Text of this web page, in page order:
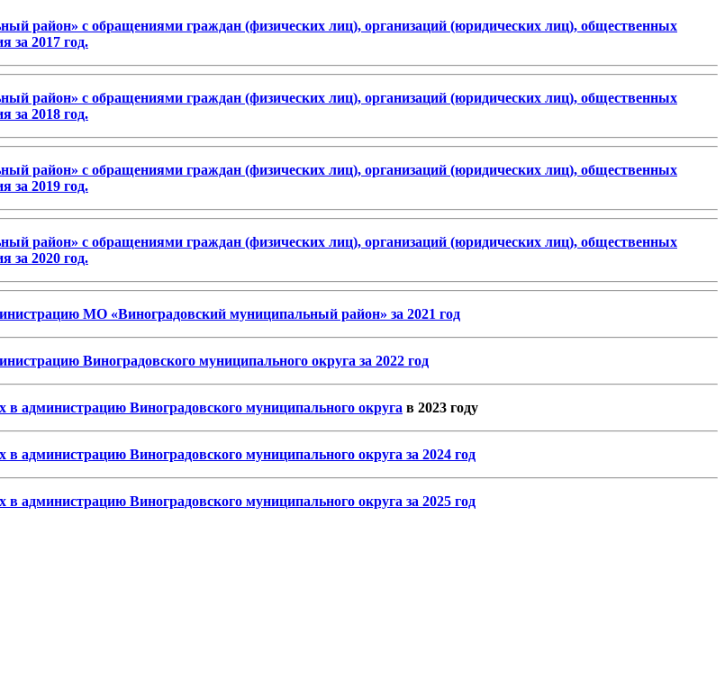
район» с обращениями граждан (физических лиц), организаций (юридических лиц), общественных
за 2017 год.
район» с обращениями граждан (физических лиц), организаций (юридических лиц), общественных
за 2018 год.
район» с обращениями граждан (физических лиц), организаций (юридических лиц), общественных
за 2019 год.
район» с обращениями граждан (физических лиц), организаций (юридических лиц), общественных
за 2020 год.
МО «Виноградовский муниципальный район» за 2021 год
Виноградовского муниципального округа за 2022 год
в администрацию Виноградовского муниципального округа в 2023 году
администрацию Виноградовского муниципального округа за 2024 год
администрацию Виноградовского муниципального округа за 2025 год